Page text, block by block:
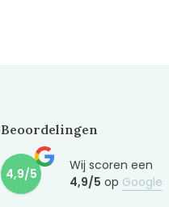
Beoordelingen
4,9/5
Wij scoren een
4,9/5 op Google